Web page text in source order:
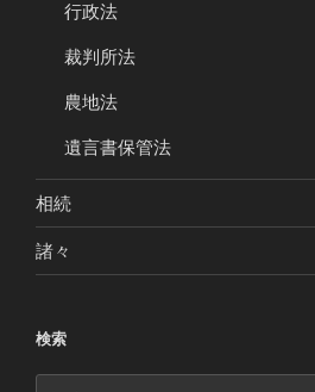
行政法
裁判所法
農地法
遺言書保管法
相続
諸々
検索